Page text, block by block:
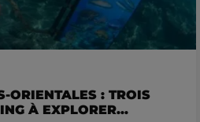
ORIENTALES : TROIS
À EXPLORER...